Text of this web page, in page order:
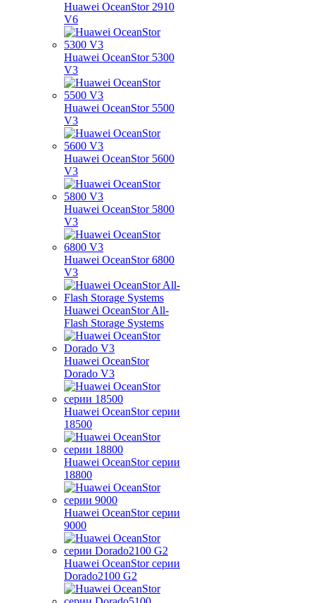
Huawei OceanStor 2910
V6
Huawei OceanStor 5300
V3
Huawei OceanStor 5500
V3
Huawei OceanStor 5600
V3
Huawei OceanStor 5800
V3
Huawei OceanStor 6800
V3
Huawei OceanStor All-
Flash Storage Systems
Huawei OceanStor
Dorado V3
Huawei OceanStor серии
18500
Huawei OceanStor серии
18800
Huawei OceanStor серии
9000
Huawei OceanStor серии
Dorado2100 G2